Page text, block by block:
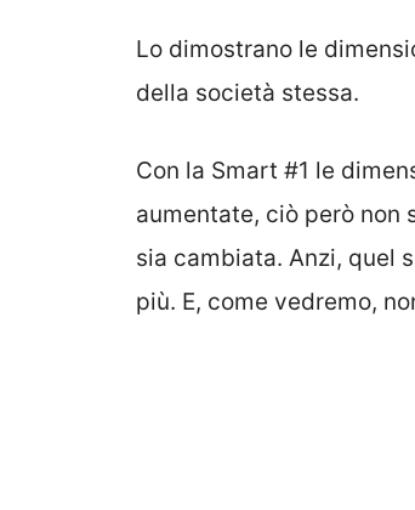
Lo dimostrano le
della società stessa.
Con la Smart #1 le
aumentate, ciò però non
sia cambiata. Anzi, quel
più. E, come vedremo,